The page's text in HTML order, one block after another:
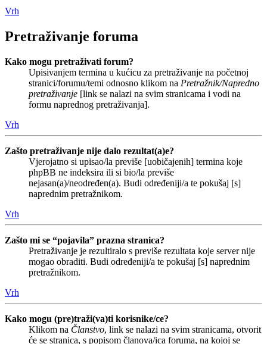
Vrh
Pretraživanje foruma
Kako mogu pretraživati forum?
Upisivanjem termina u kućicu za pretraživanje na početnoj
stranici/forumu/temi odnosno klikom na Pretražnik/Napredno
pretraživanje [link se nalazi na svim stranicama i vodi na
formu naprednog pretraživanja].
Vrh
Zašto pretraživanje nije dalo rezultat(a)e?
Vjerojatno si upisao/la previše [uobičajenih] termina koje
phpBB ne indeksira ili si bio/la previše
nejasan(a)/neodređen(a). Budi određeniji/a te pokušaj [s]
naprednim pretražnikom.
Vrh
Zašto mi se “pojavila” prazna stranica?
Pretraživanje je rezultiralo s previše rezultata koje server nije
mogao obraditi. Budi određeniji/a te pokušaj [s] naprednim
pretražnikom.
Vrh
Kako mogu (pre)traži(va)ti korisnike/ce?
Klikom na Članstvo, link se nalazi na svim stranicama, otvorit
će se stranica, s popisom članova/ica foruma, na kojoj se